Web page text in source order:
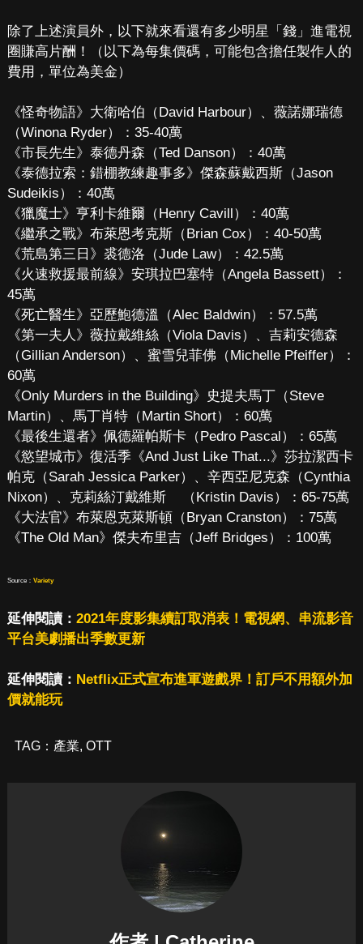
除了上述演員外，以下就來看還有多少明星「錢」進電視
圈賺高片酬！（以下為每集價碼，可能包含擔任製作人的
費用，單位為美金）
《怪奇物語》大衛哈伯（David Harbour）、薇諾娜瑞德
（Winona Ryder）：35-40萬
《市長先生》泰德丹森（Ted Danson）：40萬
《泰德拉索：錯棚教練趣事多》傑森蘇戴西斯（Jason
Sudeikis）：40萬
《獵魔士》亨利卡維爾（Henry Cavill）：40萬
《繼承之戰》布萊恩考克斯（Brian Cox）：40-50萬
《荒島第三日》裘德洛（Jude Law）：42.5萬
《火速救援最前線》安琪拉巴塞特（Angela Bassett）：
45萬
《死亡醫生》亞歷鮑德溫（Alec Baldwin）：57.5萬
《第一夫人》薇拉戴維絲（Viola Davis）、吉莉安德森
（Gillian Anderson）、蜜雪兒菲佛（Michelle Pfeiffer）：
60萬
《Only Murders in the Building》史提夫馬丁（Steve
Martin）、馬丁肖特（Martin Short）：60萬
《最後生還者》佩德羅帕斯卡（Pedro Pascal）：65萬
《慾望城市》復活季《And Just Like That...》莎拉潔西卡
帕克（Sarah Jessica Parker）、辛西亞尼克森（Cynthia
Nixon）、克莉絲汀戴維斯 （Kristin Davis）：65-75萬
《大法官》布萊恩克萊斯頓（Bryan Cranston）：75萬
《The Old Man》傑夫布里吉（Jeff Bridges）：100萬
Source： Variety
延伸閱讀： 2021年度影集續訂取消表！電視網、串流影音
平台美劇播出季數更新
延伸閱讀： Netflix正式宣布進軍遊戲界！訂戶不用額外加
價就能玩
TAG： 產業, OTT